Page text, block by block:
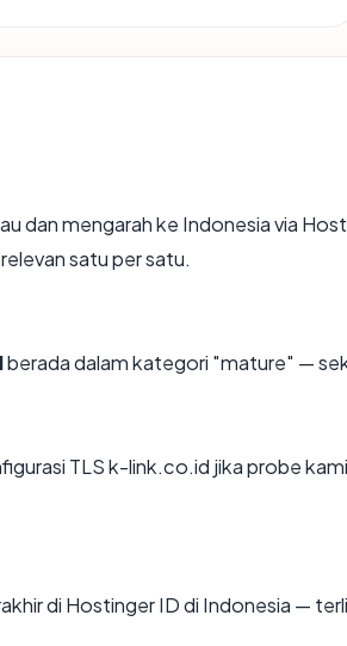
dan mengarah ke Indonesia via
satu per satu.
berada dalam kategori "mature" —
TLS k-link.co.id jika probe
di Hostinger ID di Indonesia —